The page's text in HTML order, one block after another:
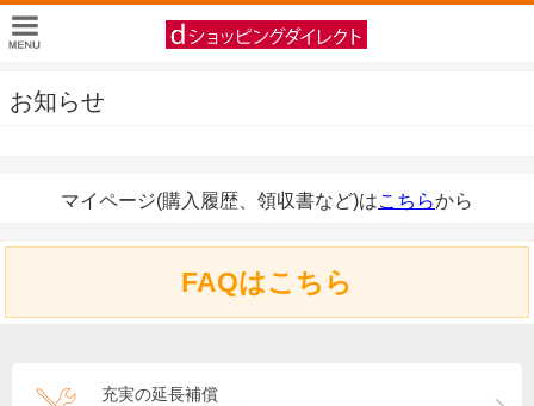
お知らせ
マイページ(購入履歴、領収書など)はこちらから
FAQはこちら
充実の延長補償